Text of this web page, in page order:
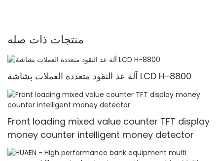
منتجات ذات صله
آلة عد النقود متعددة العملات بشاشة LCD H-8800
Front loading mixed value counter TFT display
money counter intelligent money detector